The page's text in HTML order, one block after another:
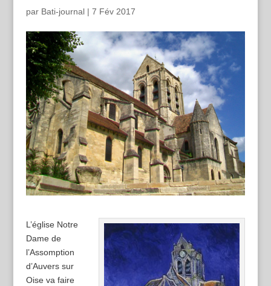
par Bati-journal| 7 Fév 2017
L’église Notre
Dame de
l’Assomption
d’Auvers sur
Oise va faire